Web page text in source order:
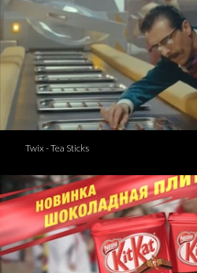
Twix - Tea Sticks